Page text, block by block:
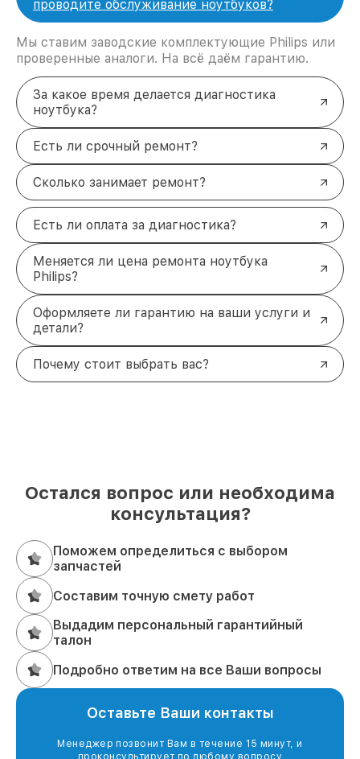
проводите обслуживание ноутбуков?
Мы ставим заводские комплектующие Philips или
проверенные аналоги. На всё даём гарантию.
За какое время делается диагностика
ноутбука?
Есть ли срочный ремонт?
Сколько занимает ремонт?
Есть ли оплата за диагностика?
Меняется ли цена ремонта ноутбука
Philips?
Оформляете ли гарантию на ваши услуги и
детали?
Почему стоит выбрать вас?
Остался вопрос или необходима
консультация?
Поможем определиться с выбором
запчастей
Составим точную смету работ
Выдадим персональный гарантийный
талон
Подробно ответим на все Ваши вопросы
Оставьте Ваши контакты
Менеджер позвонит Вам в течение 15 минут, и
проконсультирует по любому вопросу